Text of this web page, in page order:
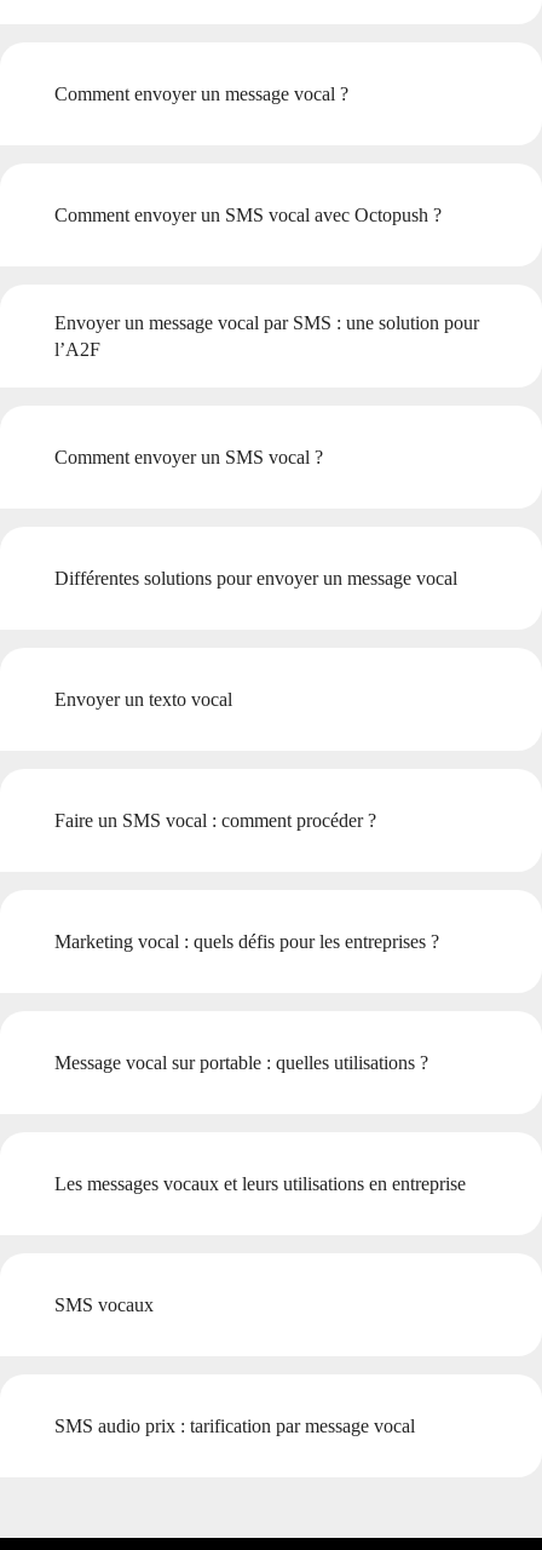
Comment envoyer un message vocal ?
Comment envoyer un SMS vocal avec Octopush ?
Envoyer un message vocal par SMS : une solution pour
l’A2F
Comment envoyer un SMS vocal ?
Différentes solutions pour envoyer un message vocal
Envoyer un texto vocal
Faire un SMS vocal : comment procéder ?
Marketing vocal : quels défis pour les entreprises ?
Message vocal sur portable : quelles utilisations ?
Les messages vocaux et leurs utilisations en entreprise
SMS vocaux
SMS audio prix : tarification par message vocal